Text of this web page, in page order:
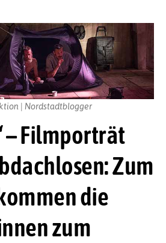
– Filmporträt
Zum
die
zum
| Nordstadtblogger